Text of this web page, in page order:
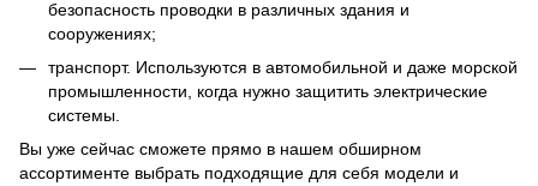
безопасность проводки в различных здания и
сооружениях;
транспорт. Используются в автомобильной и даже морской
промышленности, когда нужно защитить электрические
системы.
Вы уже сейчас сможете прямо в нашем обширном
ассортименте выбрать подходящие для себя модели и